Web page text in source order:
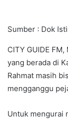
Sumber : Dok
CITY GUIDE
yang berada di
Rahmat masih
mengganggu
Untuk mengurai